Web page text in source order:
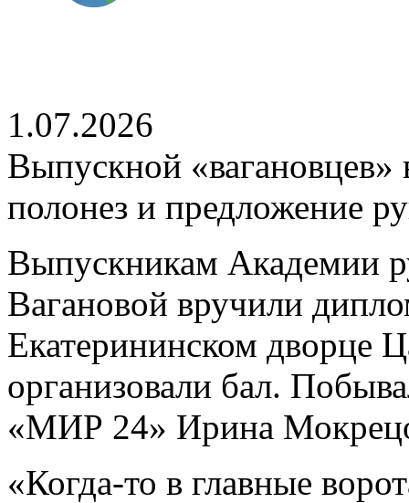
1.07.2026
Выпускной
полонез и предложение
Выпускникам Академии
Вагановой вручили
Екатерининском дворце
организовали бал.
«МИР 24» Ирина
«Когда-то в главные